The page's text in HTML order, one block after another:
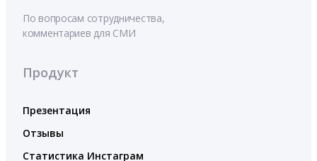
По вопросам сотрудничества,
комментариев для СМИ
Продукт
Презентация
Отзывы
Статистика Инстаграм